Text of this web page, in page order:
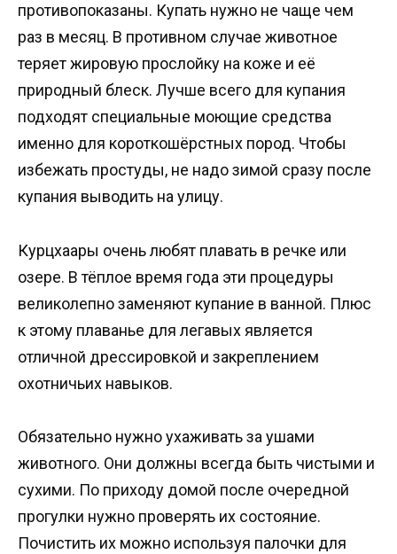
противопоказаны. Купать нужно не чаще чем
раз в месяц. В противном случае животное
теряет жировую прослойку на коже и её
природный блеск. Лучше всего для купания
подходят специальные моющие средства
именно для короткошёрстных пород. Чтобы
избежать простуды, не надо зимой сразу после
купания выводить на улицу.
Курцхаары очень любят плавать в речке или
озере. В тёплое время года эти процедуры
великолепно заменяют купание в ванной. Плюс
к этому плаванье для легавых является
отличной дрессировкой и закреплением
охотничьих навыков.
Обязательно нужно ухаживать за ушами
животного. Они должны всегда быть чистыми и
сухими. По приходу домой после очередной
прогулки нужно проверять их состояние.
Почистить их можно используя палочки для